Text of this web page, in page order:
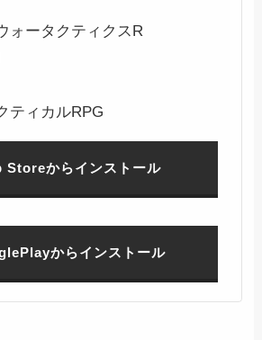
ォータクティクスR
ティカルRPG
Storeからインストール
からインストール